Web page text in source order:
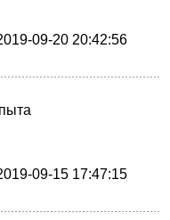
09-20 20:42:56
09-15 17:47:15